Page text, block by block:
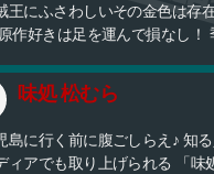
王にふさわしいその金色は存
作好きは足を運んで損なし！
がでしょうか？ スモーカー中将のビロー
クを模したバイクで行ってみて
味処 松むら
島に行く前に腹ごしらえ♪ 知
ィアでも取り上げられる 「味